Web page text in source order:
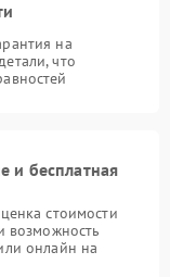
на
что
и бесплатная
стоимости
возможность
онлайн на